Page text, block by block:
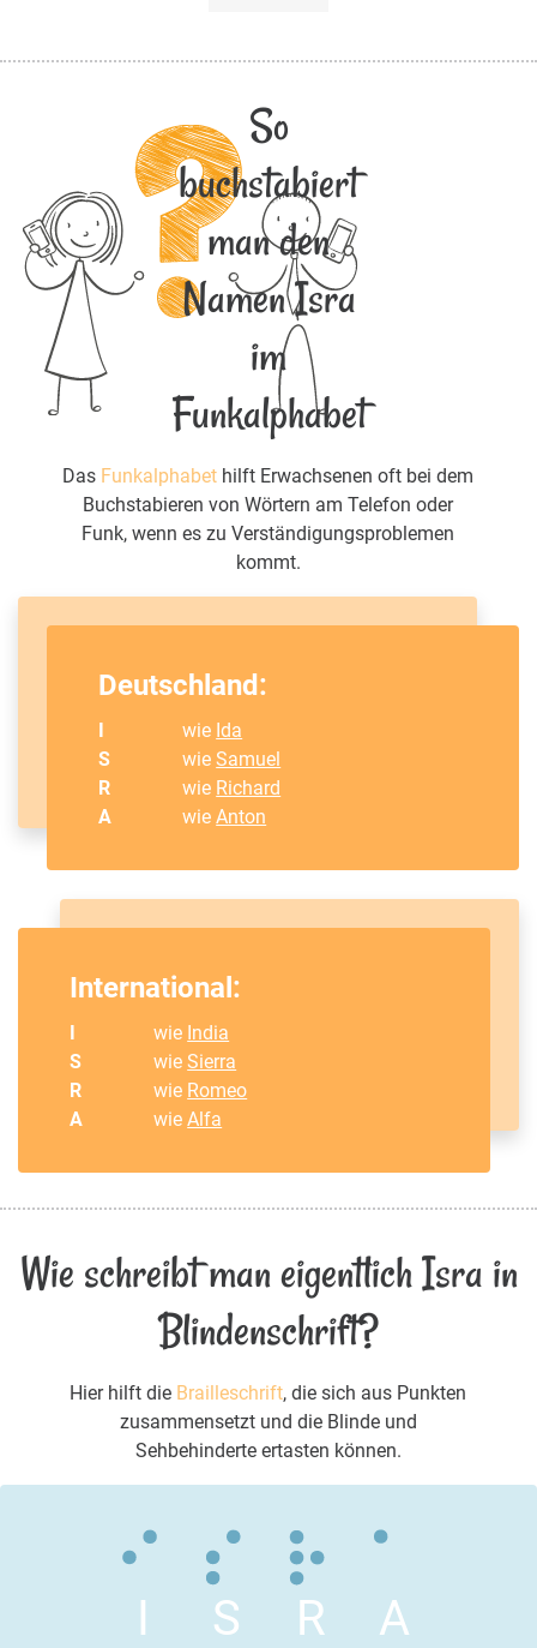
So
buchstabiert
man den
Namen Isra
im
Funkalphabet
Das Funkalphabet hilft Erwachsenen oft bei dem
Buchstabieren von Wörtern am Telefon oder
Funk, wenn es zu Verständigungsproblemen
kommt.
Deutschland:
I wie Ida
S
wieSamuel
R
wie Richard
A
wieAnton
International:
I wie India
S
wieSierra
R
wie Romeo
A
wieAlfa
Wie schreibt man eigentlich Isra in
Blindenschrift?
Hier hilft die Brailleschrift, die sich aus Punkten
zusammensetzt und die Blinde und
Sehbehinderte ertasten können.
I S R A